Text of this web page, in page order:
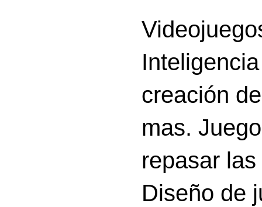
creación
mas.
repasar
Diseño de